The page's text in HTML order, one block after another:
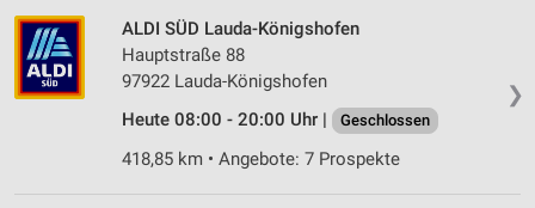
❯
ALDI SÜD Lauda-Königshofen
Hauptstraße 88
97922 Lauda-Königshofen
Heute 08:00 - 20:00 Uhr |
Geschlossen
418,85 km • Angebote: 7 Prospekte